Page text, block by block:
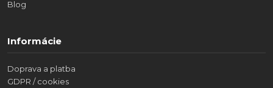
Blog
Informácie
Doprava a platba
GDPR / cookies